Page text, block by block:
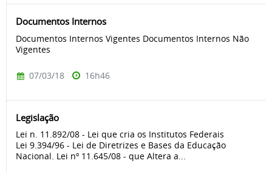
Documentos Internos
Documentos Internos Vigentes Documentos Internos Não
Vigentes
07/03/18 16h46
Legislação
Lei n. 11.892/08 - Lei que cria os Institutos Federais
Lei 9.394/96 - Lei de Diretrizes e Bases da Educação
Nacional. Lei nº 11.645/08 - que Altera a...